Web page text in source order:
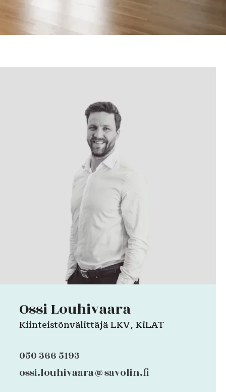
Ossi Louhivaara
Kiinteistönvälittäjä LKV, KiLAT
050 366 5193
ossi.louhivaara@savolin.fi